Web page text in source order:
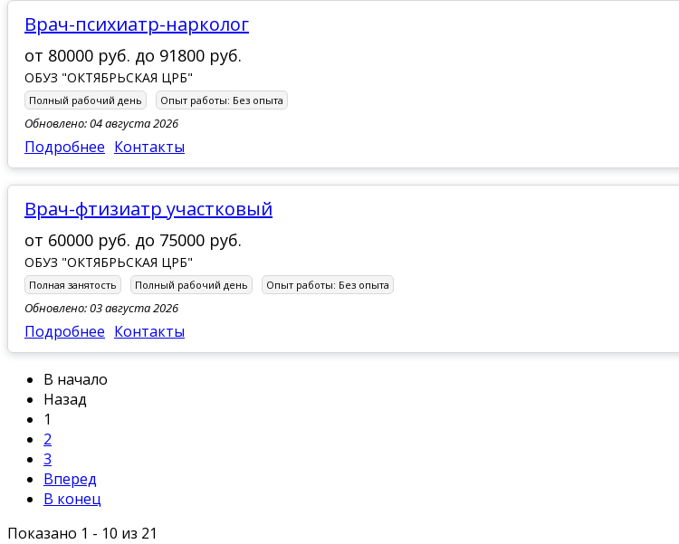
врач-психиатр-нарколог
от 80000 руб. до 91800 руб.
ОБУЗ "ОКТЯБРЬСКАЯ ЦРБ"
Полный рабочий день Опыт работы: Без опыта
Обновлено: 04 августа 2026
Подробнее Контакты
врач-фтизиатр участковый
от 60000 руб. до 75000 руб.
ОБУЗ "ОКТЯБРЬСКАЯ ЦРБ"
Полная занятость Полный рабочий день Опыт работы: Без опыта
Обновлено: 03 августа 2026
Подробнее Контакты
В начало
Назад
1
2
3
Вперед
В конец
Показано 1 - 10 из 21